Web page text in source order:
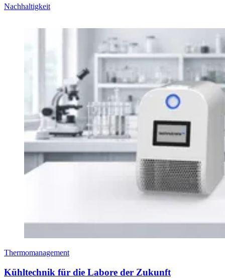
Nachhaltigkeit
Thermomanagement
Kühltechnik für die Labore der Zukunft